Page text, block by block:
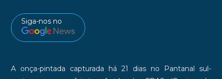
Siga-nos no
A onça-pintada capturada há 21 dias no Pantanal sul-